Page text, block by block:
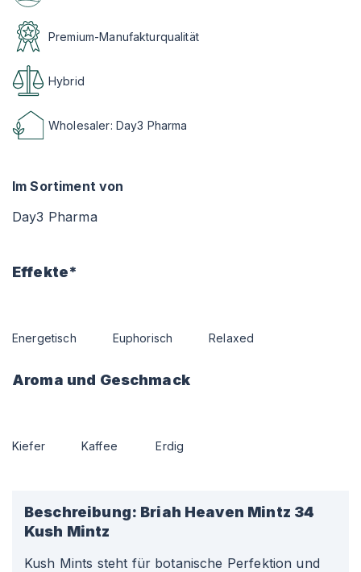
Premium-Manufakturqualität
Hybrid
Wholesaler: Day3 Pharma
Im Sortiment von
Day3 Pharma
Effekte*
Energetisch Euphorisch Relaxed
Aroma und Geschmack
Kiefer Kaffee Erdig
Beschreibung: Briah Heaven Mintz 34
Kush Mintz
Kush Mints steht für botanische Perfektion und